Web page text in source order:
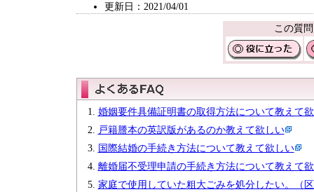
更新日：2021/04/01
この質
婚姻要件具備証明書の取得方法について教えて
戸籍謄本の英訳版があるのか教えて欲しい
国際結婚の手続き方法について教えて欲しい
離婚届不受理申請の手続き方法について教えて
家庭で使用していた粗大ごみを処分したい。（